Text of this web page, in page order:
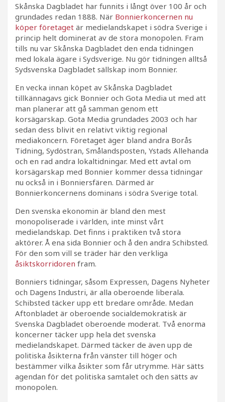
Skånska Dagbladet har funnits i långt över 100 år och
grundades redan 1888. När Bonnierkoncernen nu
köper företaget är medielandskapet i södra Sverige i
princip helt dominerat av de stora monopolen. Fram
tills nu var Skånska Dagbladet den enda tidningen
med lokala ägare i Sydsverige. Nu gör tidningen alltså
Sydsvenska Dagbladet sällskap inom Bonnier.
En vecka innan köpet av Skånska Dagbladet
tillkännagavs gick Bonnier och Gota Media ut med att
man planerar att gå samman genom ett
korsägarskap. Gota Media grundades 2003 och har
sedan dess blivit en relativt viktig regional
mediakoncern. Företaget äger bland andra Borås
Tidning, Sydöstran, Smålandsposten, Ystads Allehanda
och en rad andra lokaltidningar. Med ett avtal om
korsägarskap med Bonnier kommer dessa tidningar
nu också in i Bonniersfären. Därmed är
Bonnierkoncernens dominans i södra Sverige total.
Den svenska ekonomin är bland den mest
monopoliserade i världen, inte minst vårt
medielandskap. Det finns i praktiken två stora
aktörer. Å ena sida Bonnier och å den andra Schibsted.
För den som vill se träder här den verkliga
åsiktskorridoren fram.
Bonniers tidningar, såsom Expressen, Dagens Nyheter
och Dagens Industri, är alla oberoende liberala.
Schibsted täcker upp ett bredare område. Medan
Aftonbladet är oberoende socialdemokratisk är
Svenska Dagbladet oberoende moderat. Två enorma
koncerner täcker upp hela det svenska
medielandskapet. Därmed täcker de även upp de
politiska åsikterna från vänster till höger och
bestämmer vilka åsikter som får utrymme. Här sätts
agendan för det politiska samtalet och den sätts av
monopolen.